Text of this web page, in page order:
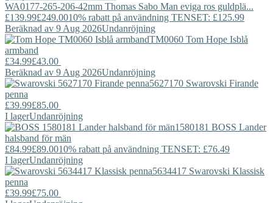
WA0177-265-206-42mm Thomas Sabo Man eviga ros guldplä...
£139.99£249.0010% rabatt på användning TENSET: £125.99
Beräknad av 9 Aug 2026Undanröjning
TM0060 Tom Hope Isblå
armband
£34.99£43.00
Beräknad av 9 Aug 2026Undanröjning
5627170 Swarovski Firande
penna
£39.99£85.00
I lagerUndanröjning
1580181 BOSS Lander
halsband för män
£84.99£89.0010% rabatt på användning TENSET: £76.49
I lagerUndanröjning
5634417 Swarovski Klassisk
penna
£39.99£75.00